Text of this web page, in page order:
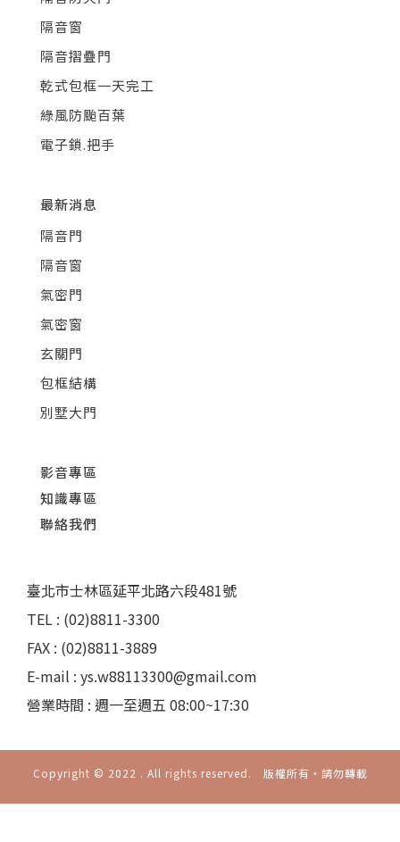
隔音窗
隔音摺疊門
乾式包框一天完工
綠風防颱百葉
電子鎖.把手
最新消息
隔音門
隔音窗
氣密門
氣密窗
玄關門
包框結構
別墅大門
影音專區
知識專區
聯絡我們
臺北市士林區延平北路六段481號
TEL : (02)8811-3300
FAX : (02)8811-3889
E-mail : ys.w88113300@gmail.com
營業時間 : 週一至週五 08:00~17:30
Copyright © 2022 . All rights reserved. 版權所有‧請勿轉載